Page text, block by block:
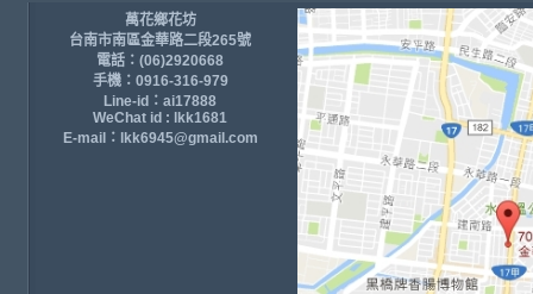
萬花鄉花坊
台南市南區金華路二段265號
電話：(06)2920668
手機：0916-316-979
Line-id：ai17888
WeChat id : lkk1681
E-mail：lkk6945@gmail.com